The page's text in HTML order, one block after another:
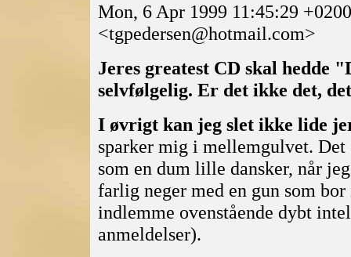
Mon, 6 Apr 1999 11:45:29
<tgpedersen@hotmail.com>
Jeres greatest CD skal hedde
selvfølgelig. Er det ikke det,
I øvrigt kan jeg slet ikke lide
sparker mig i mellemgulvet.
som en dum lille dansker, når
farlig neger med en gun som
indlemme ovenstående dybt
anmeldelser).